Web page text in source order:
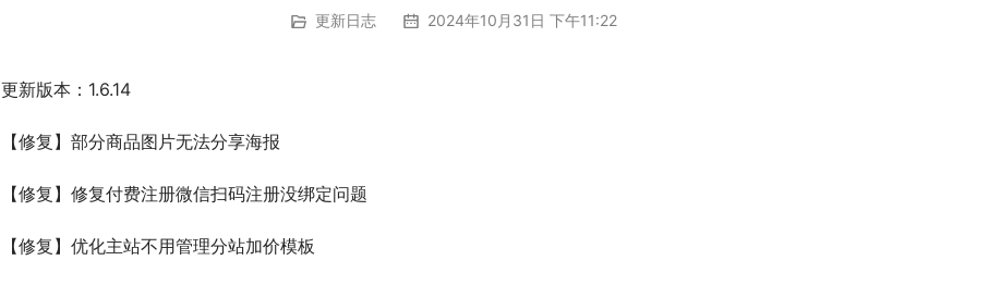
更新日志 2024年10月31日 下午11:22
更新版本：1.6.14
【修复】部分商品图片无法分享海报
【修复】修复付费注册微信扫码注册没绑定问题
【修复】优化主站不用管理分站加价模板